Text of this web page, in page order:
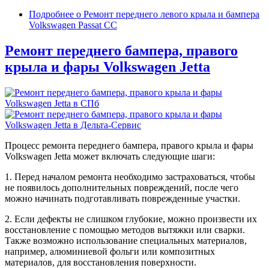
Подробнее о Ремонт переднего левого крыла и бампера
Volkswagen Passat CC
Ремонт переднего бампера, правого
крыла и фары Volkswagen Jetta
Процесс ремонта переднего бампера, правого крыла и фары
Volkswagen Jetta может включать следующие шаги:
1. Перед началом ремонта необходимо застраховаться, чтобы
не появилось дополнительных повреждений, после чего
можно начинать подготавливать поврежденные участки.
2. Если дефекты не слишком глубокие, можно произвести их
восстановление с помощью методов вытяжки или сварки.
Также возможно использование специальных материалов,
например, алюминиевой фольги или композитных
материалов, для восстановления поверхности.